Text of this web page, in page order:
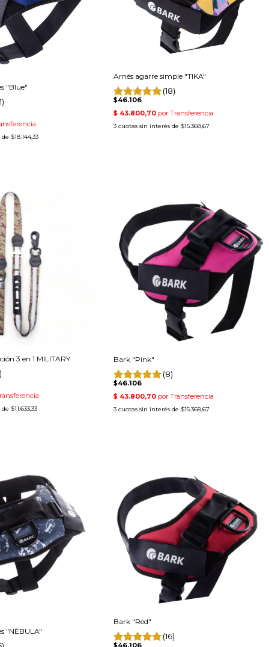
"Blue"
$18.144,33
Arnés agarre simple "TIKA"
(18)
$46.106
3 cuotas sin interés de $15.368,67
3 en 1 MILITARY
$11.633,33
Bark "Pink"
(8)
$46.106
3 cuotas sin interés de $15.368,67
"NÉBULA"
Bark "Red"
(16)
$46.106